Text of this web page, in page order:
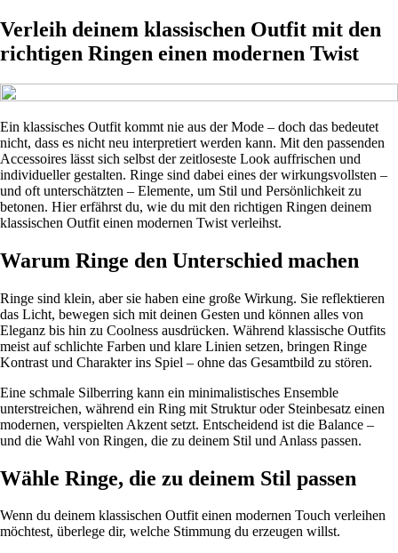
Verleih deinem klassischen Outfit mit den
richtigen Ringen einen modernen Twist
Ein klassisches Outfit kommt nie aus der Mode – doch das bedeutet
nicht, dass es nicht neu interpretiert werden kann. Mit den passenden
Accessoires lässt sich selbst der zeitloseste Look auffrischen und
individueller gestalten. Ringe sind dabei eines der wirkungsvollsten –
und oft unterschätzten – Elemente, um Stil und Persönlichkeit zu
betonen. Hier erfährst du, wie du mit den richtigen Ringen deinem
klassischen Outfit einen modernen Twist verleihst.
Warum Ringe den Unterschied machen
Ringe sind klein, aber sie haben eine große Wirkung. Sie reflektieren
das Licht, bewegen sich mit deinen Gesten und können alles von
Eleganz bis hin zu Coolness ausdrücken. Während klassische Outfits
meist auf schlichte Farben und klare Linien setzen, bringen Ringe
Kontrast und Charakter ins Spiel – ohne das Gesamtbild zu stören.
Eine schmale Silberring kann ein minimalistisches Ensemble
unterstreichen, während ein Ring mit Struktur oder Steinbesatz einen
modernen, verspielten Akzent setzt. Entscheidend ist die Balance –
und die Wahl von Ringen, die zu deinem Stil und Anlass passen.
Wähle Ringe, die zu deinem Stil passen
Wenn du deinem klassischen Outfit einen modernen Touch verleihen
möchtest, überlege dir, welche Stimmung du erzeugen willst.